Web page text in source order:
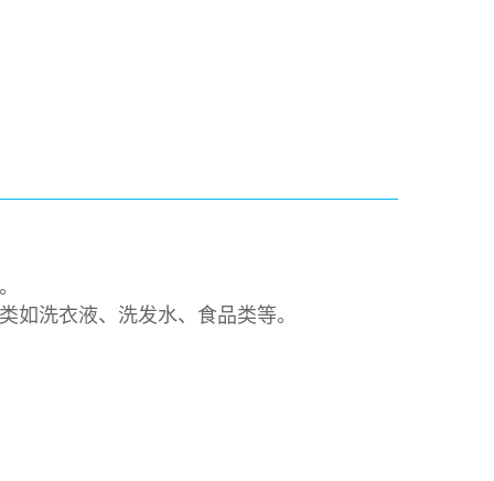
如洗衣液、洗发水、食品类等。